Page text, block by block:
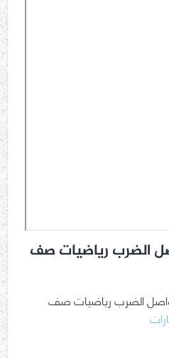
الضرب رياضيات صف
الضرب رياضيات صف